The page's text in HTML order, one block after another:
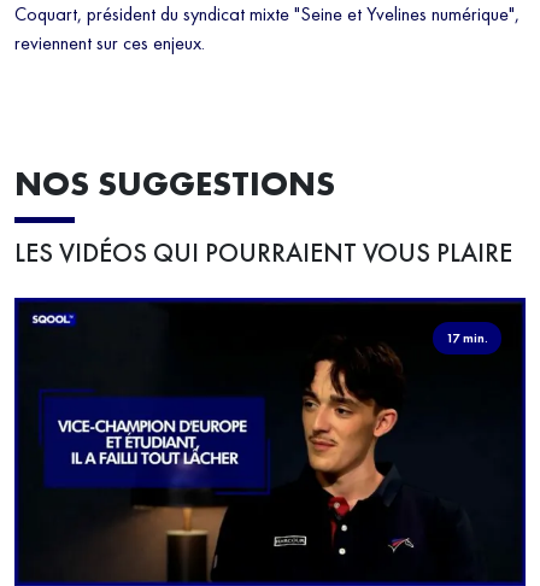
Coquart, président du syndicat mixte "Seine et Yvelines numérique",
reviennent sur ces enjeux.
NOS SUGGESTIONS
LES VIDÉOS QUI POURRAIENT VOUS PLAIRE
17 min.